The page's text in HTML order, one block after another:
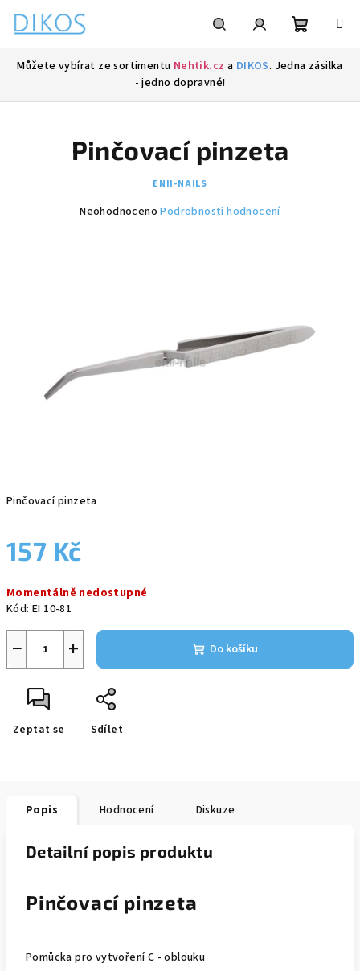
obsah
Můžete vybírat ze sortimentu Nehtik.cz a DIKOS. Jedna zásilka
- jedno dopravné!
Pinčovací pinzeta
157 Kč
cena:
Momentálně nedostupné
Kód: EI 10-81
+
− Do košíku
Zeptat se Sdílet
Pinčovací pinzeta
ENII-NAILS
Průměrné
Neohodnoceno Podrobnosti hodnocení
Popis Hodnocení Diskuze
Detailní popis produktu
Pinčovací pinzeta
Pomůcka pro vytvoření C - oblouku